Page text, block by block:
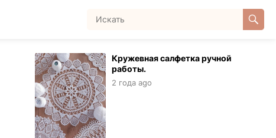
Кружевная салфетка ручной
работы.
2 года ago